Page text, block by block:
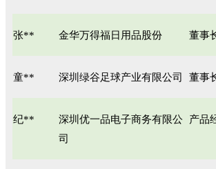
张** 金华万得福日用品股份 董事
童** 深圳绿谷足球产业有限公司 董事
纪**
深圳优一品电子商务有限公
司
产品